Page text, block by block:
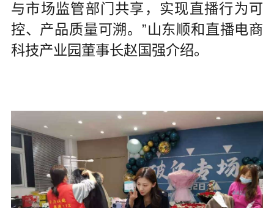
与市场监管部门共享，实现直播行为可
控、产品质量可溯。”山东顺和直播电商
科技产业园董事长赵国强介绍。